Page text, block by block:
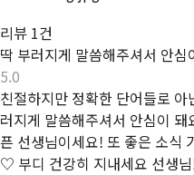
리뷰 1건
딱 부러지게 말씀해주셔서 안심
5.0
친절하지만 정확한 단어들로
러지게 말씀해주셔서 안심이
픈 선생님이세요! 또 좋은 소식
♡ 부디 건강히 지내세요 선생